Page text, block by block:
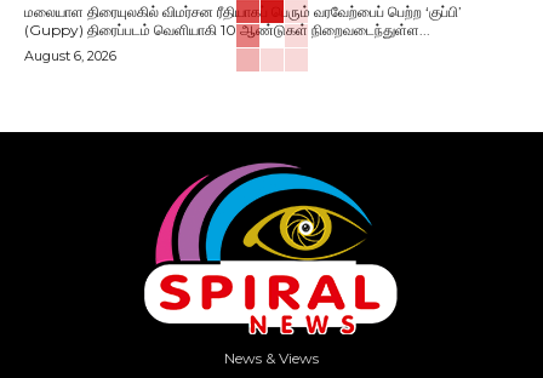
மலையாள திரையுலகில் விமர்சன ரீதியாகப் பெரும் வரவேற்பைப் பெற்ற ‘குப்பி’
(Guppy) திரைப்படம் வெளியாகி 10 ஆண்டுகள் நிறைவடைந்துள்ள...
August 6, 2026
News & Views